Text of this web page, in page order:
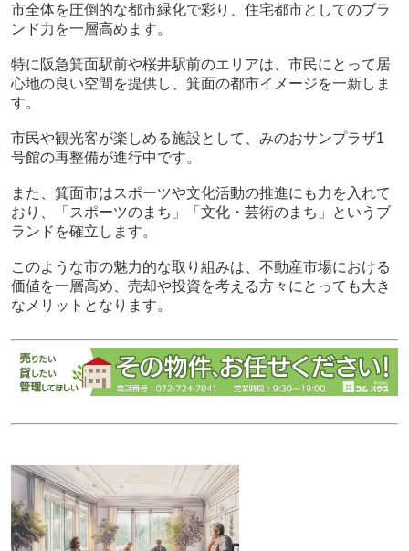
市全体を圧倒的な都市緑化で彩り、住宅都市としてのブラ
ンド力を一層高めます。
特に阪急箕面駅前や桜井駅前のエリアは、市民にとって居
心地の良い空間を提供し、箕面の都市イメージを一新しま
す。
市民や観光客が楽しめる施設として、みのおサンプラザ1
号館の再整備が進行中です。
また、箕面市はスポーツや文化活動の推進にも力を入れて
おり、「スポーツのまち」「文化・芸術のまち」というブ
ランドを確立します。
このような市の魅力的な取り組みは、不動産市場における
価値を一層高め、売却や投資を考える方々にとっても大き
なメリットとなります。